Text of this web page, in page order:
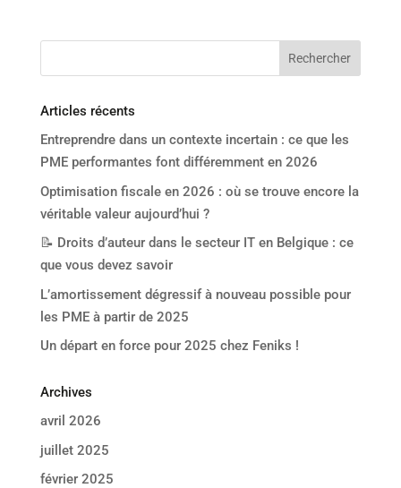
Articles récents
Entreprendre dans un contexte incertain : ce que les
PME performantes font différemment en 2026
Optimisation fiscale en 2026 : où se trouve encore la
véritable valeur aujourd’hui ?
📝 Droits d’auteur dans le secteur IT en Belgique : ce
que vous devez savoir
L’amortissement dégressif à nouveau possible pour
les PME à partir de 2025
Un départ en force pour 2025 chez Feniks !
Archives
avril 2026
juillet 2025
février 2025